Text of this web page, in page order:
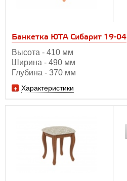
Банкетка ЮТА Сибарит 19-04
Высота - 410 мм
Ширина - 490 мм
Глубина - 370 мм
Характеристики